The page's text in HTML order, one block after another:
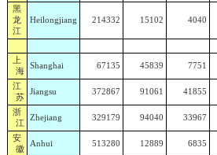
黑
龙
江
Heilongjiang 214332 15102 4040
上
海
Shanghai 67135 45839 7751
江
苏
Jiangsu 372867 91061 41855
浙
江
Zhejiang 329179 94040 33967
安
徽
Anhui 513280 12889 6835